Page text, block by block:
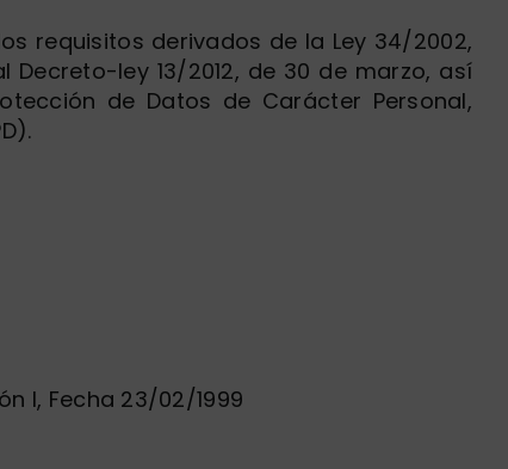
requisitos derivados de la Ley 34/2002,
Decreto-ley 13/2012, de 30 de marzo, así
de Datos de Carácter Personal,
I, Fecha 23/02/1999